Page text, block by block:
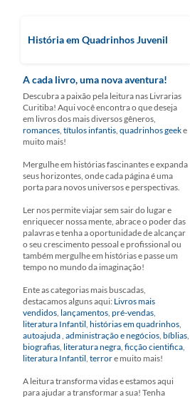
História em Quadrinhos Juvenil
A cada livro, uma nova aventura!
Descubra a paixão pela leitura nas Livrarias
Curitiba! Aqui você encontra o que deseja
em livros dos mais diversos gêneros,
romances, títulos infantis, quadrinhos geeke
muito mais!
Mergulhe em histórias fascinantes e expanda
seus horizontes, onde cada página é uma
porta para novos universos e perspectivas.
Ler nos permite viajar sem sair do lugar e
enriquecer nossa mente, abrace o poder das
palavras e tenha a oportunidade de alcançar
o seu crescimento pessoal e profissional ou
também mergulhe em histórias e passe um
tempo no mundo da imaginação!
Ente as categorias mais buscadas,
destacamos alguns aqui: Livros mais
vendidos, lançamentos, pré-vendas,
literatura Infantil, histórias em quadrinhos,
autoajuda, administração e negócios, bíblias,
biografias, literatura negra, ficção cientifica,
literatura Infantil, terrore muito mais!
A leitura transforma vidas e estamos aqui
para ajudar a transformar a sua! Tenha